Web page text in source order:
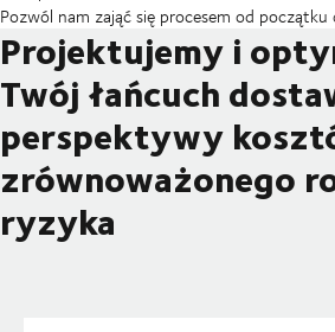
Pozwól nam zająć się procesem od początku
Projektujemy i
Twój łańcuch
perspektywy
zrównoważonego
ryzyka